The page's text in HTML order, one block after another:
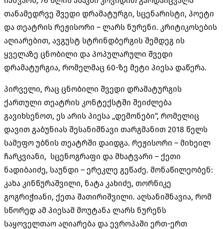
თანამედრვე შვედი დრამატურგი, სცენარისტი, პოეტი
და თეატრის რეჟისორი – ლარს ნურენი. კრიტიკოსების
აღიარებით, ავგუსტ სტრინდბერგის შემდეგ ის
ყველაზე ცნობილი და პოპულარული შვედი
დრამატურგია, რომელმაც 60-ზე მეტი პიესა დაწერა.
პირველი, რაც ცნობილი შვედი დრამატურგის
ქართული თეატრის კონტექსტში შეიძლება
გავიხსენოთ, ეს არის პიესა „დემონები“, რომელიც
დავით გაბუნიას შესანიშნავი თარგმანით 2018 წელს
სამეფო უბნის თეატრში დაიდგა. რეჟისორი – მიხეილ
ჩარკვიანი, სცენოგრაფი და მხატვარი – ქეთი
ნადიბაიძე, საუნდი – ერეკლე გეწაძე. მონაწილეობენ:
კახა კინწურაშვილი, ნატა კახიძე, თორნიკე
გოგრიჭიანი, ქეთა შათირიშვილი. აღსანიშნავია, რომ
სწორედ ამ პიესამ მოუტანა ლარს ნურენს
საყოველთაო აღიარება და ევროპაში ერთ-ერთ